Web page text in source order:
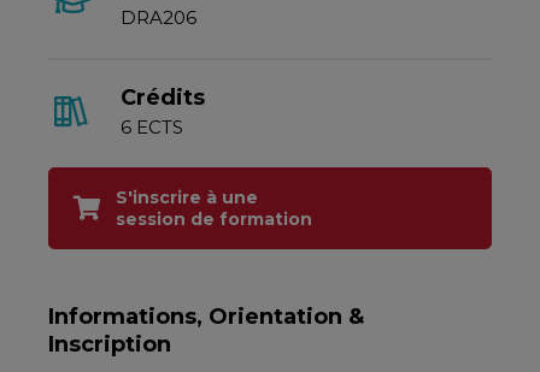
DRA206
Crédits
6 ECTS
S'inscrire à une
session de formation
Informations, Orientation &
Inscription